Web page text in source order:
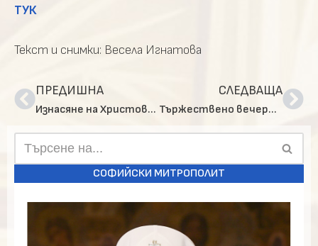
ТУК
Текст и снимки: Весела Игнатова
ПРЕДИШНА
Изнасяне на Христовата плащаница в катедралния храм „Св. Неделя“
СЛЕДВАЩА
Тържествено вечерно богослужение, в чест на празника „Покров Богородичен“
СОФИЙСКИ МИТРОПОЛИТ